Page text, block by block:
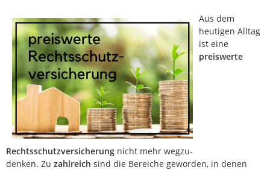
Aus dem
heutigen Alltag
ist eine
preiswerte
Rechtsschutzversicherung nicht mehr wegzu-
denken. Zu zahlreich sind die Bereiche geworden, in denen